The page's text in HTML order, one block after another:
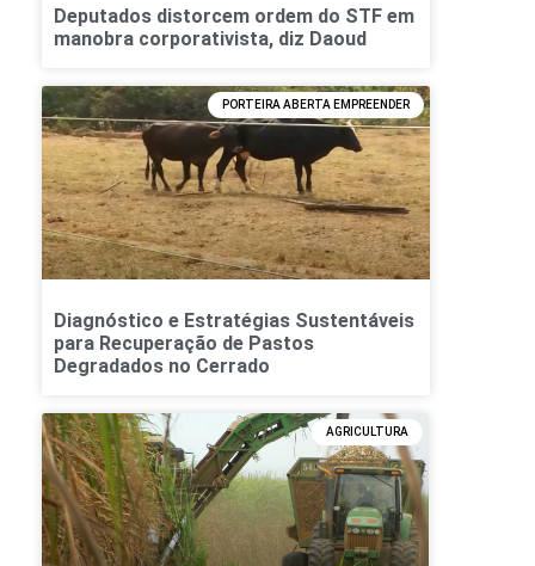
Deputados distorcem ordem do STF em
manobra corporativista, diz Daoud
PORTEIRA ABERTA EMPREENDER
Diagnóstico e Estratégias Sustentáveis
para Recuperação de Pastos
Degradados no Cerrado
AGRICULTURA